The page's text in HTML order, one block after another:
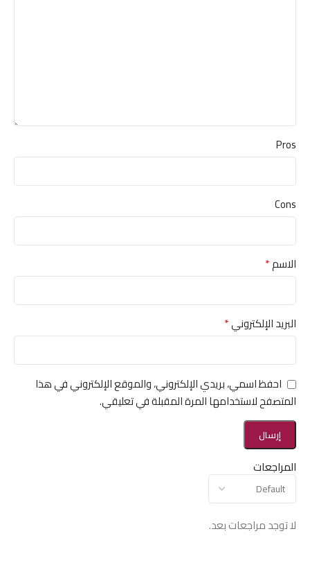
المراجعات
لا توجد مراجعات بعد.
Pros
Cons
الاسم*
البريد الإلكتروني*
احفظ اسمي، بريدي الإلكتروني، والموقع الإلكتروني في هذا
المتصفح لاستخدامها المرة المقبلة في تعليقي.